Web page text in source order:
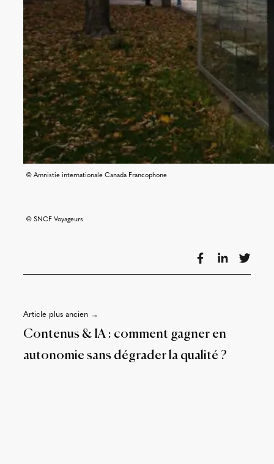
© Amnistie internationale Canada Francophone
© SNCF Voyageurs
Article plus ancien →
Contenus & IA : comment gagner en
autonomie sans dégrader la qualité ?